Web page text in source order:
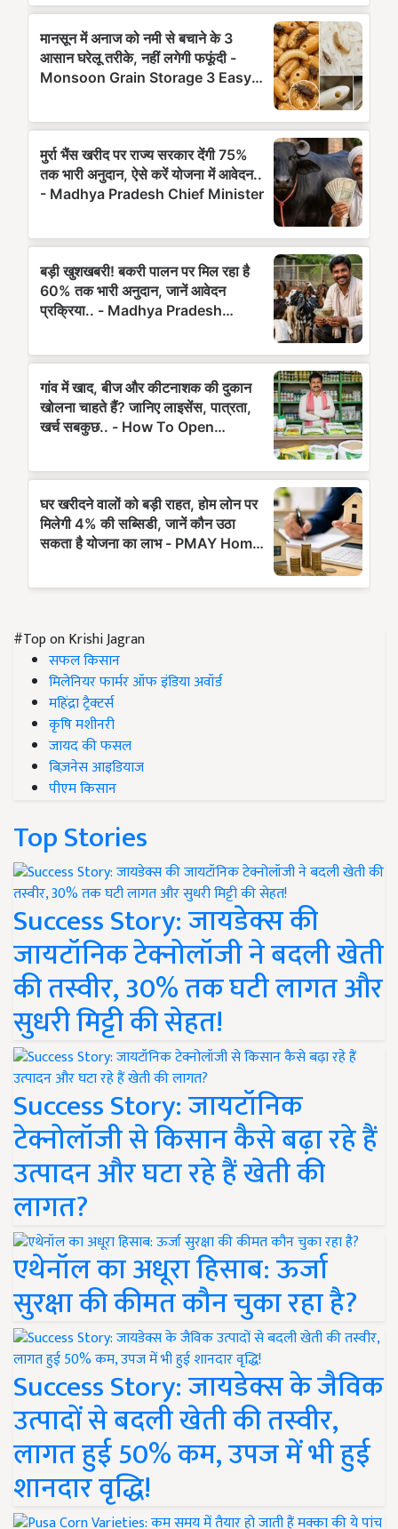
#Top on Krishi Jagran
सफल किसान
मिलेनियर फार्मर ऑफ इंडिया अवॉर्ड
महिंद्रा ट्रैक्टर्स
कृषि मशीनरी
जायद की फसल
बिज़नेस आइडियाज
पीएम किसान
Top Stories
Success Story: जायडेक्स की
जायटॉनिक टेक्नोलॉजी ने बदली खेती
की तस्वीर, 30% तक घटी लागत और
सुधरी मिट्टी की सेहत!
Success Story: जायटॉनिक
टेक्नोलॉजी से किसान कैसे बढ़ा रहे हैं
उत्पादन और घटा रहे हैं खेती की
लागत?
एथेनॉल का अधूरा हिसाब: ऊर्जा
सुरक्षा की कीमत कौन चुका रहा है?
Success Story: जायडेक्स के जैविक
उत्पादों से बदली खेती की तस्वीर,
लागत हुई 50% कम, उपज में भी हुई
शानदार वृद्धि!